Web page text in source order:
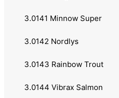
3.0141 Minnow Super
3.0142 Nordlys
3.0143 Rainbow Trout
3.0144 Vibrax Salmon